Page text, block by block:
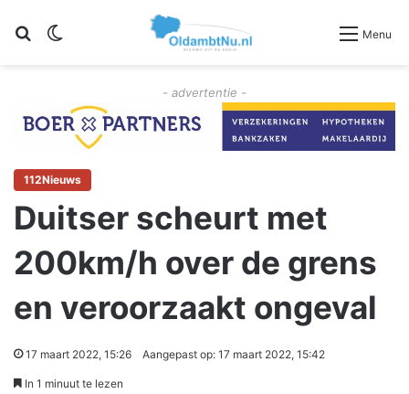
Zoeken Menu
- advertentie -
112Nieuws
Duitser scheurt met
200km/h over de grens
en veroorzaakt ongeval
17 maart 2022, 15:26 Aangepast op: 17 maart 2022, 15:42
In 1 minuut te lezen